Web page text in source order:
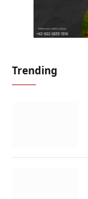
Trending